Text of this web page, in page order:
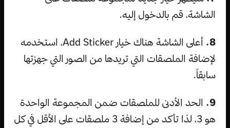
الشاشة، قم بالدخول إليه.
8.
أعلى الشاشة هناك خيار Add Sticker، استخدمه
لإضافة الملصقات التي تريدها من الصور التي جهزتها
سابقاً.
9.
الحد الأدنى للملصقات ضمن المجموعة الواحدة
هو 3، لذا تأكد من إضافة 3 ملصقات على الأقل في كل